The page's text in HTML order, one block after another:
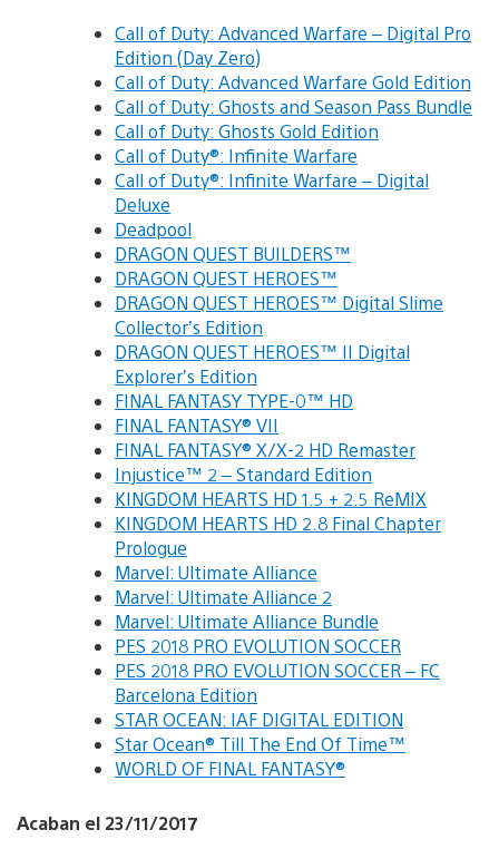
Call of Duty: Advanced Warfare – Digital Pro
Edition (Day Zero)
Call of Duty: Advanced Warfare Gold Edition
Call of Duty: Ghosts and Season Pass Bundle
Call of Duty: Ghosts Gold Edition
Call of Duty®: Infinite Warfare
Call of Duty®: Infinite Warfare – Digital
Deluxe
Deadpool
DRAGON QUEST BUILDERS™
DRAGON QUEST HEROES™
DRAGON QUEST HEROES™ Digital Slime
Collector’s Edition
DRAGON QUEST HEROES™ II Digital
Explorer’s Edition
FINAL FANTASY TYPE-0™ HD
FINAL FANTASY® VII
FINAL FANTASY® X/X-2 HD Remaster
Injustice™ 2 – Standard Edition
KINGDOM HEARTS HD 1.5 + 2.5 ReMIX
KINGDOM HEARTS HD 2.8 Final Chapter
Prologue
Marvel: Ultimate Alliance
Marvel: Ultimate Alliance 2
Marvel: Ultimate Alliance Bundle
PES 2018 PRO EVOLUTION SOCCER
PES 2018 PRO EVOLUTION SOCCER – FC
Barcelona Edition
STAR OCEAN: IAF DIGITAL EDITION
Star Ocean® Till The End Of Time™
WORLD OF FINAL FANTASY®
Acaban el 23/11/2017